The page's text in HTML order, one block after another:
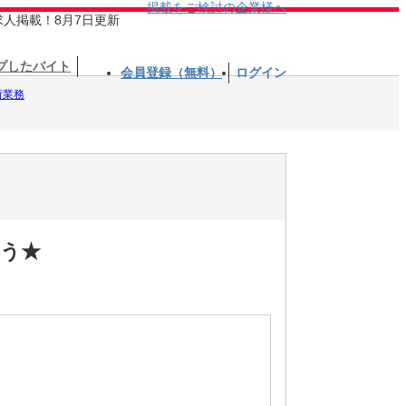
人掲載！8月7日更新
掲載をご検討の企業様へ
したバイト 会員登録（無料） ログイン
務
う★